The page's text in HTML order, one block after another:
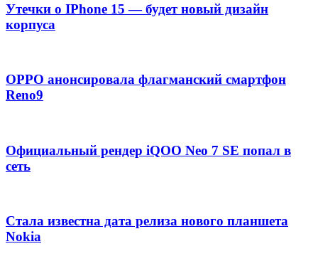
Утечки о IPhone 15 — будет новый дизайн
корпуса
OPPO анонсировала флагманский смартфон
Reno9
Официальный рендер iQOO Neo 7 SE попал в
сеть
Стала известна дата релиза нового планшета
Nokia